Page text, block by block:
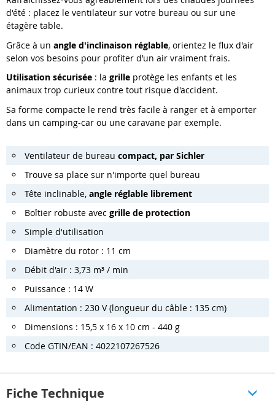
d'été : placez le ventilateur sur votre bureau ou sur une
étagère table.
Grâce à un angle d'inclinaison réglable, orientez le flux d'air
selon vos besoins pour profiter d’un air vraiment frais.
Utilisation sécurisée : la grille protège les enfants et les
animaux trop curieux contre tout risque d'accident.
Sa forme compacte le rend très facile à ranger et à emporter
dans un camping-car ou une caravane par exemple.
Ventilateur de bureau compact, par Sichler
Trouve sa place sur n'importe quel bureau
Tête inclinable, angle réglable librement
Boîtier robuste avec grille de protection
Simple d'utilisation
Diamètre du rotor : 11 cm
Débit d'air : 3,73 m³ / min
Puissance : 14 W
Alimentation : 230 V (longueur du câble : 135 cm)
Dimensions : 15,5 x 16 x 10 cm - 440 g
Code GTIN/EAN : 4022107267526
Fiche Technique